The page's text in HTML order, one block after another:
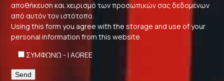
αποθήκευση και χειρισμό των προσωπικών σας δεδομένων
από αυτόν τον ιστότοπο.
Using this form you agree with the storage and use of your
personal information from this website.
ΣΥΜΦΩΝΩ - I AGREE